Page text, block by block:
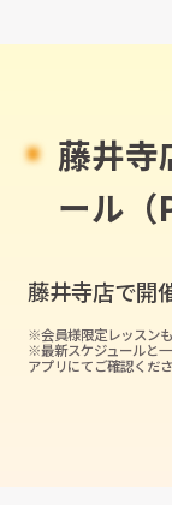
藤井寺
ール（
藤井寺店で開
※会員様限定レッスンも
※最新スケジュールと
アプリにてご確認くださ